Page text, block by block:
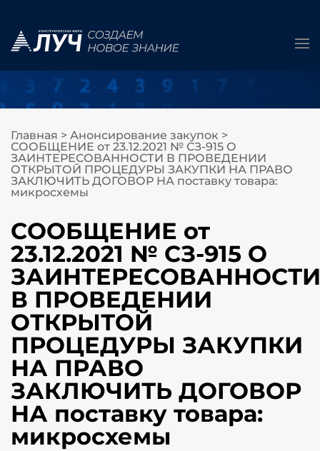
Главная > Анонсирование закупок >
СООБЩЕНИЕ от 23.12.2021 № СЗ-915 О
ЗАИНТЕРЕСОВАННОСТИ В ПРОВЕДЕНИИ
ОТКРЫТОЙ ПРОЦЕДУРЫ ЗАКУПКИ НА ПРАВО
ЗАКЛЮЧИТЬ ДОГОВОР НА поставку товара:
микросхемы
СООБЩЕНИЕ от
23.12.2021 № СЗ-915 О
ЗАИНТЕРЕСОВАННОСТИ
В ПРОВЕДЕНИИ
ОТКРЫТОЙ
ПРОЦЕДУРЫ ЗАКУПКИ
НА ПРАВО
ЗАКЛЮЧИТЬ ДОГОВОР
НА поставку товара:
микросхемы